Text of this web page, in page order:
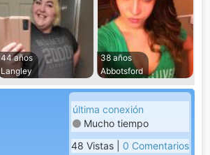
44 años
Langley
38 años
Abbotsford
última conexión
Mucho tiempo
48 Vistas | 0 Comentarios